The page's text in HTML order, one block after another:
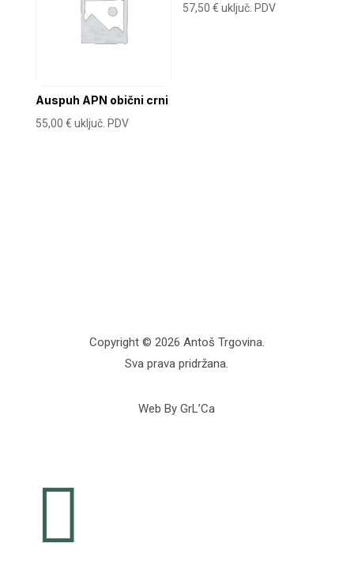
Auspuh APN obični crni
55,00 € uključ. PDV
57,50€ uključ. PDV
Copyright © 2026 Antoš Trgovina.
Sva prava pridržana.
Web By GrL’Ca
